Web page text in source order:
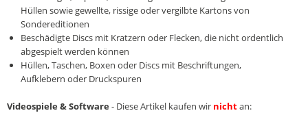
Hüllen sowie gewellte, rissige oder vergilbte Kartons von
Sondereditionen
Beschädigte Discs mit Kratzern oder Flecken, die nicht ordentlich
abgespielt werden können
Hüllen, Taschen, Boxen oder Discs mit Beschriftungen,
Aufklebern oder Druckspuren
Videospiele & Software - Diese Artikel kaufen wir nichtan: